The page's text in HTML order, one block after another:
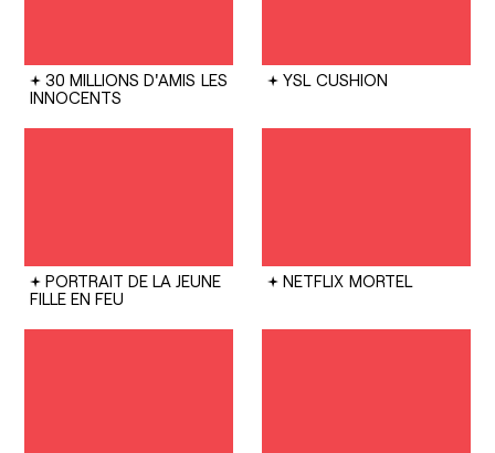
30 MILLIONS D'AMIS LES
INNOCENTS
YSL CUSHION
PORTRAIT DE LA JEUNE
FILLE EN FEU
NETFLIX MORTEL